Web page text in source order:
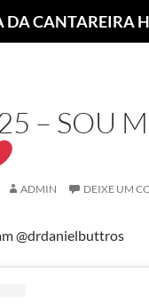
– SOU
ADMIN DEIXE UM
@drdanielbuttros